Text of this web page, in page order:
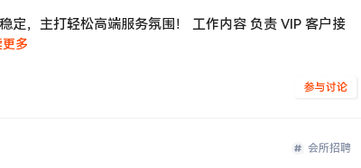
定，主打轻松高端服务氛围！ 工作内容 负责 VIP 客户接
更多
参与讨论
会所招聘